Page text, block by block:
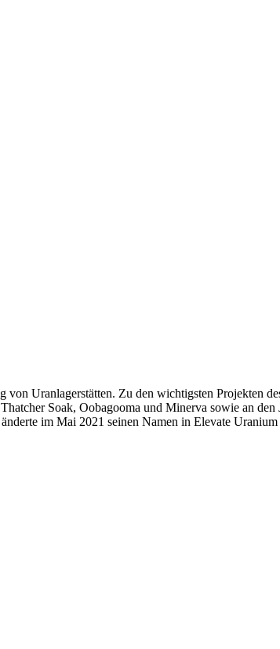
Uranlagerstätten. Zu den wichtigsten Projekten
Soak, Oobagooma und Minerva sowie an
im Mai 2021 seinen Namen in Elevate